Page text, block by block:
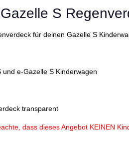
S
für deinen Gazelle S
und e-Gazelle S Kinderwagen
transparent
dass dieses Angebot KEINEN